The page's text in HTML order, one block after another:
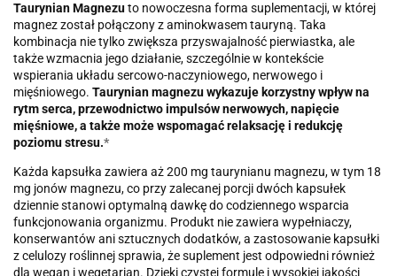
Taurynian Magnezuto nowoczesna forma suplementacji, w której
magnez został połączony z aminokwasem tauryną. Taka
kombinacja nie tylko zwiększa przyswajalność pierwiastka, ale
także wzmacnia jego działanie, szczególnie w kontekście
wspierania układu sercowo-naczyniowego, nerwowego i
mięśniowego. Taurynian magnezu wykazuje korzystny wpływ na
rytm serca, przewodnictwo impulsów nerwowych, napięcie
mięśniowe, a także może wspomagać relaksację i redukcję
poziomu stresu.*
Każda kapsułka zawiera aż 200 mg taurynianu magnezu, w tym 18
mg jonów magnezu, co przy zalecanej porcji dwóch kapsułek
dziennie stanowi optymalną dawkę do codziennego wsparcia
funkcjonowania organizmu. Produkt nie zawiera wypełniaczy,
konserwantów ani sztucznych dodatków, a zastosowanie kapsułki
z celulozy roślinnej sprawia, że suplement jest odpowiedni również
dla wegan i wegetarian. Dzięki czystej formule i wysokiej jakości